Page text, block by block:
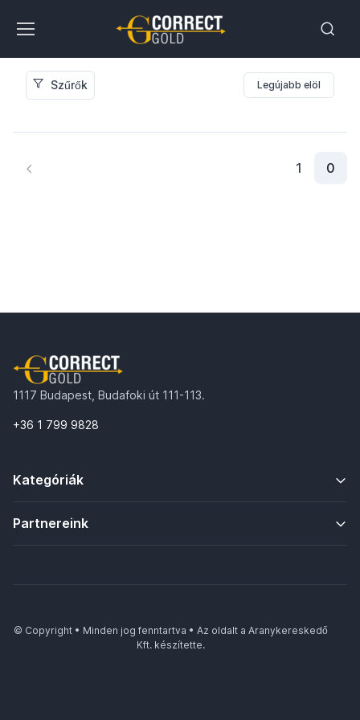
Szűrők Legújabb elöl
1 0
1117 Budapest, Budafoki út 111-113.
+36 1 799 9828
Kategóriák
Partnereink
© Copyright • Minden jog fenntartva • Az oldalt a Aranykereskedő
Kft. készítette.